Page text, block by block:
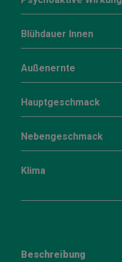
Blühdauer Innen
Außenernte
Hauptgeschmack
Nebengeschmack
Klima
Beschreibung